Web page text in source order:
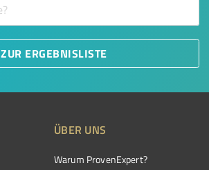
ZUR ERGEBNISLISTE
ÜBER UNS
Warum ProvenExpert?